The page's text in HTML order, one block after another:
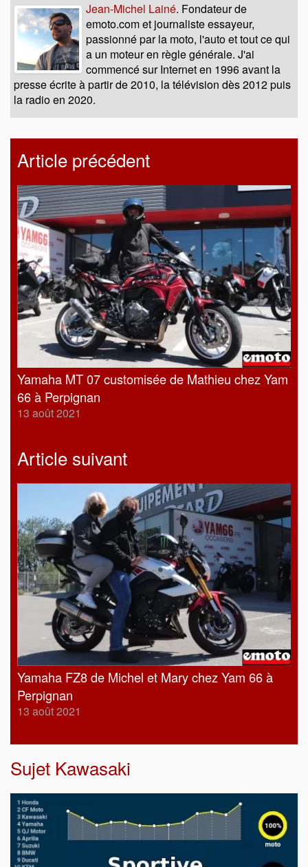
Jean-Michel Lainé. Fondateur de
emoto.com et journaliste essayeur,
passionné par la moto, l'auto et tout ce qui
a un moteur en règle générale. J'ai
commencé sur Internet en 1996 avant la
presse écrite à partir de 2010, la télévision dès 2012 puis
la radio en 2020.
Article précédent
Yamaha MT 07 customisée de Mathieu chez Yam
66 à Perpignan
13 août 2021
Article suivant
Yamaha FZ8 de Michel et Mary chez Yam 66 à
Perpignan
13 août 2021
Sujet Kawasaki